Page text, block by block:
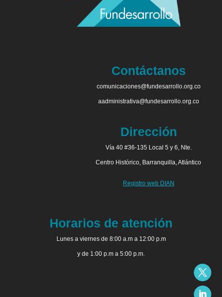
Contáctanos
comunicaciones@fundesarrollo.org.co
aadministrativa@fundesarrollo.org.co
Dirección
Vía 40 #36-135 Local 5 y 6, Nte.
Centro Histórico, Barranquilla, Atlántico
Registro web DIAN
Horarios de atención
Lunes a viernes de 8:00 a.m a 12:00 p.m
y de 1:00 p.m a 5:00 p.m.